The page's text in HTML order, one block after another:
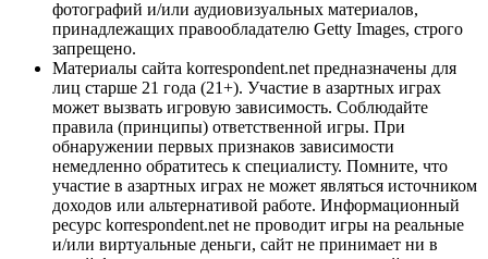
фотографий и/или аудиовизуальных материалов,
принадлежащих правообладателю Getty Images, строго
запрещено.
Материалы сайта korrespondent.net предназначены для
лиц старше 21 года (21+). Участие в азартных играх
может вызвать игровую зависимость. Соблюдайте
правила (принципы) ответственной игры. При
обнаружении первых признаков зависимости
немедленно обратитесь к специалисту. Помните, что
участие в азартных играх не может являться источником
доходов или альтернативой работе. Информационный
ресурс korrespondent.net не проводит игры на реальные
и/или виртуальные деньги, сайт не принимает ни в